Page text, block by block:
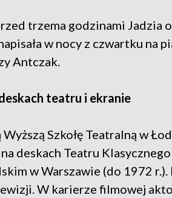
trzema godzinami Jadzia
w nocy z czwartku na
Antczak.
teatru i ekranie
Szkołę Teatralną w
deskach Teatru
w Warszawie (do 1972
W karierze filmowej